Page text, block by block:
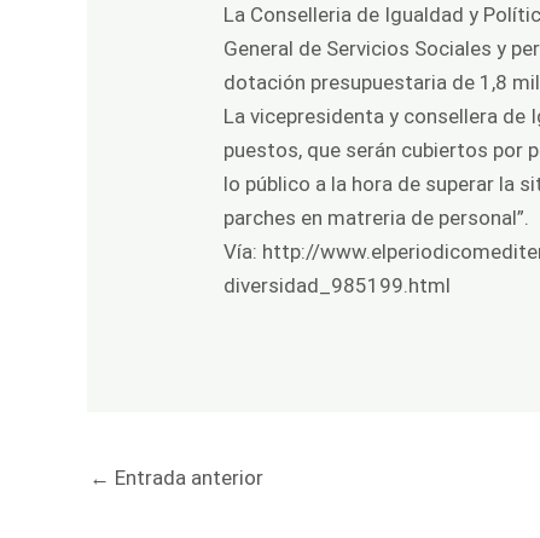
La Conselleria de Igualdad y
General de Servicios Sociales y
dotación presupuestaria de 1,8
La vicepresidenta y consellera de
puestos, que serán cubiertos por
lo público a la hora de superar la
parches en matreria de personal”.
Vía: http://
diversidad_985199.html
← Entrada anterior